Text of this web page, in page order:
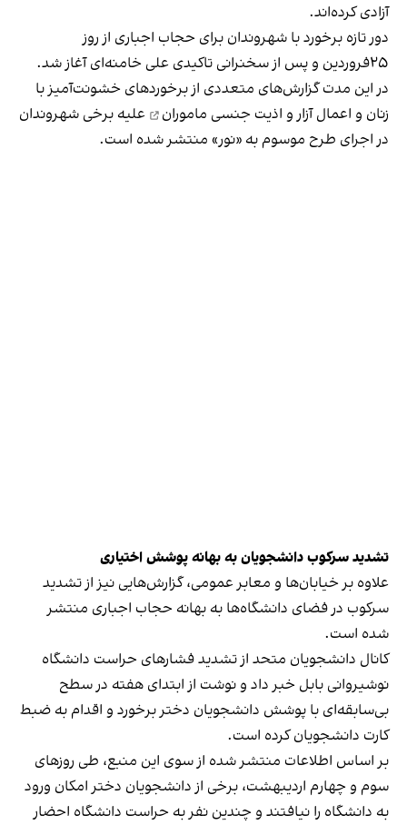
آزادی کرده‌اند.
دور تازه برخورد با شهروندان برای حجاب اجباری از روز
۲۵فروردین و پس از سخنرانی تاکیدی
علی خامنه‌ایآغاز شد.
در این مدت گزارش‌های متعددی از برخوردهای خشونت‌آمیز با
زنان و اعمال آزار و اذیت جنسی ماموران
علیه برخی شهروندان
در اجرای طرح موسوم به «نور» منتشر شده است.
تشدید سرکوب دانشجویان به بهانه پوشش اختیاری
علاوه بر خیابان‌ها و معابر عمومی، گزارش‌هایی نیز از تشدید
سرکوب در فضای دانشگاه‌ها به بهانه حجاب اجباری منتشر
شده است.
کانال دانشجویان متحد از تشدید فشارهای حراست دانشگاه
نوشیروانی بابل خبر داد و نوشت از ابتدای هفته در سطح
بی‌سابقه‌ای با پوشش دانشجویان دختر برخورد و اقدام به ضبط
کارت دانشجویان کرده است.
بر اساس اطلاعات منتشر شده از سوی این منبع، طی روزهای
سوم و چهارم اردیبهشت، برخی از دانشجویان دختر امکان ورود
به دانشگاه را نیافتند و چندین نفر به حراست دانشگاه احضار